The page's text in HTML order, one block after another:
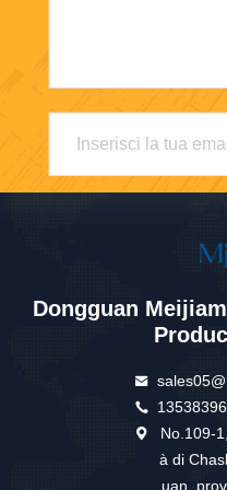
Dongguan
No.109-
à di
uan,